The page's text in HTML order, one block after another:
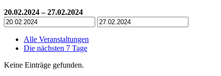
20.02.2024 – 27.02.2024
Alle Veranstaltungen
Die nächsten 7 Tage
Keine Einträge gefunden.